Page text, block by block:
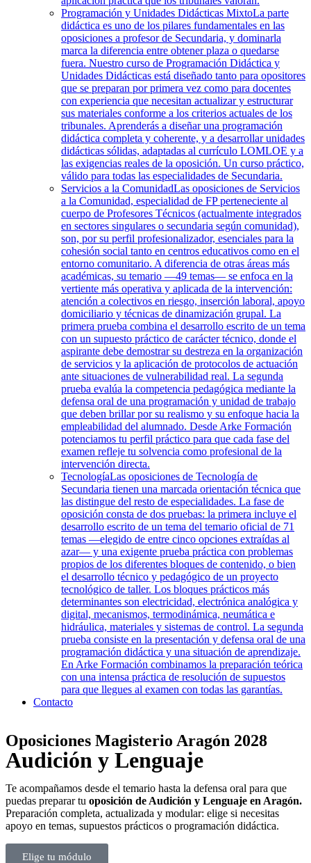
Programación y Unidades Didácticas MixtoLa parte
didáctica es uno de los pilares fundamentales en las
oposiciones a profesor de Secundaria, y dominarla
marca la diferencia entre obtener plaza o quedarse
fuera. Nuestro curso de Programación Didáctica y
Unidades Didácticas está diseñado tanto para opositores
que se preparan por primera vez como para docentes
con experiencia que necesitan actualizar y estructurar
sus materiales conforme a los criterios actuales de los
tribunales. Aprenderás a diseñar una programación
didáctica completa y coherente, y a desarrollar unidades
didácticas sólidas, adaptadas al currículo LOMLOE y a
las exigencias reales de la oposición. Un curso práctico,
válido para todas las especialidades de Secundaria.
Servicios a la ComunidadLas oposiciones de Servicios
a la Comunidad, especialidad de FP perteneciente al
cuerpo de Profesores Técnicos (actualmente integrados
en sectores singulares o secundaria según comunidad),
son, por su perfil profesionalizador, esenciales para la
cohesión social tanto en centros educativos como en el
entorno comunitario. A diferencia de otras áreas más
académicas, su temario —49 temas— se enfoca en la
vertiente más operativa y aplicada de la intervención:
atención a colectivos en riesgo, inserción laboral, apoyo
domiciliario y técnicas de dinamización grupal. La
primera prueba combina el desarrollo escrito de un tema
con un supuesto práctico de carácter técnico, donde el
aspirante debe demostrar su destreza en la organización
de servicios y la aplicación de protocolos de actuación
ante situaciones de vulnerabilidad real. La segunda
prueba evalúa la competencia pedagógica mediante la
defensa oral de una programación y unidad de trabajo
que deben brillar por su realismo y su enfoque hacia la
empleabilidad del alumnado. Desde Arke Formación
potenciamos tu perfil práctico para que cada fase del
examen refleje tu solvencia como profesional de la
intervención directa.
TecnologíaLas oposiciones de Tecnología de
Secundaria tienen una marcada orientación técnica que
las distingue del resto de especialidades. La fase de
oposición consta de dos pruebas: la primera incluye el
desarrollo escrito de un tema del temario oficial de 71
temas —elegido de entre cinco opciones extraídas al
azar— y una exigente prueba práctica con problemas
propios de los diferentes bloques de contenido, o bien
el desarrollo técnico y pedagógico de un proyecto
tecnológico de taller. Los bloques prácticos más
determinantes son electricidad, electrónica analógica y
digital, mecanismos, termodinámica, neumática e
hidráulica, materiales y sistemas de control. La segunda
prueba consiste en la presentación y defensa oral de una
programación didáctica y una situación de aprendizaje.
En Arke Formación combinamos la preparación teórica
con una intensa práctica de resolución de supuestos
para que llegues al examen con todas las garantías.
Contacto
Oposiciones Magisterio Aragón 2028
Audición y Lenguaje
Te acompañamos desde el temario hasta la defensa oral para que
puedas preparar tu oposición de Audición y Lenguaje en Aragón.
Preparación completa, actualizada y modular: elige si necesitas
apoyo en temas, supuestos prácticos o programación didáctica.
Elige tu módulo